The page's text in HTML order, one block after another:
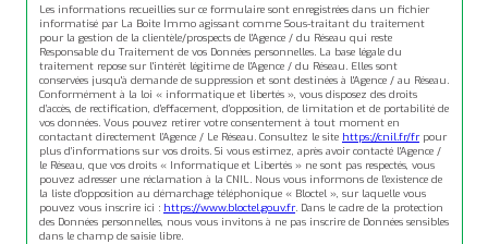
Les informations recueillies sur ce formulaire sont enregistrées dans un fichier
informatisé par La Boite Immo agissant comme Sous-traitant du traitement
pour la gestion de la clientèle/prospects de l'Agence / du Réseau qui reste
Responsable du Traitement de vos Données personnelles. La base légale du
traitement repose sur l'intérêt légitime de l'Agence / du Réseau. Elles sont
conservées jusqu'à demande de suppression et sont destinées à l'Agence / au Réseau.
Conformément à la loi « informatique et libertés », vous disposez des droits
d’accès, de rectification, d’effacement, d’opposition, de limitation et de portabilité de
vos données. Vous pouvez retirer votre consentement à tout moment en
contactant directement l’Agence / Le Réseau. Consultez le site https://cnil.fr/frpour
plus d’informations sur vos droits. Si vous estimez, après avoir contacté l'Agence /
le Réseau, que vos droits « Informatique et Libertés » ne sont pas respectés, vous
pouvez adresser une réclamation à la CNIL. Nous vous informons de l’existence de
la liste d'opposition au démarchage téléphonique « Bloctel », sur laquelle vous
pouvez vous inscrire ici : https://www.bloctel.gouv.fr. Dans le cadre de la protection
des Données personnelles, nous vous invitons à ne pas inscrire de Données sensibles
dans le champ de saisie libre.